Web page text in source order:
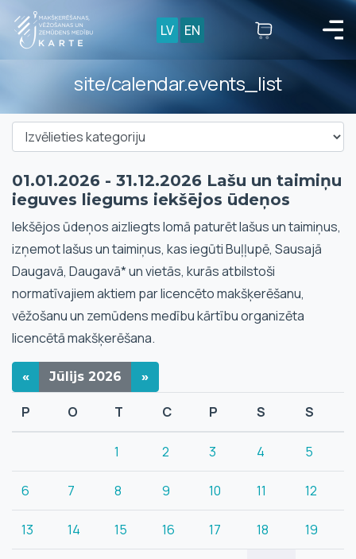
LV EN
site/calendar.events_list
01.01.2026 - 31.12.2026 Lašu un taimiņu
ieguves liegums iekšējos ūdeņos
Iekšējos ūdeņos aizliegts lomā paturēt lašus un taimiņus,
izņemot lašus un taimiņus, kas iegūti Buļļupē, Sausajā
Daugavā, Daugavā* un vietās, kurās atbilstoši
normatīvajiem aktiem par licencēto makšķerēšanu,
vēžošanu un zemūdens medību kārtību organizēta
licencētā makšķerēšana.
« Jūlijs 2026 »
P O T C P S S
1 2 3 4 5
6 7 8 9 10 11 12
13 14 15 16 17 18 19